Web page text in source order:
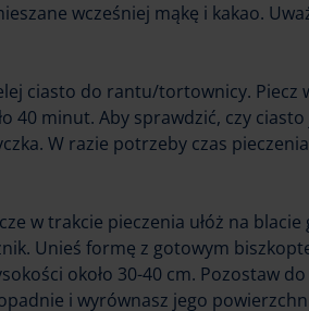
wcześniej mąkę i kakao.
ciasto do rantu/tortownicy. Piecz
40 minut. Aby sprawdzić, czy
W razie potrzeby czas
w trakcie pieczenia ułóż na
Unieś formę z gotowym
około 30-40 cm. Pozostaw
i wyrównasz jego